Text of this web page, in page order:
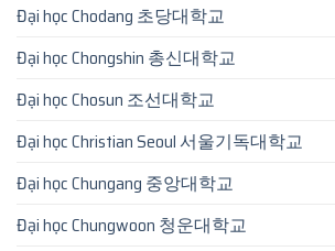
Đại học Chodang 초당대학교
Đại học Chongshin 총신대학교
Đại học Chosun 조선대학교
Đại học Christian Seoul 서울기독대학교
Đại học Chungang 중앙대학교
Đại học Chungwoon 청운대학교